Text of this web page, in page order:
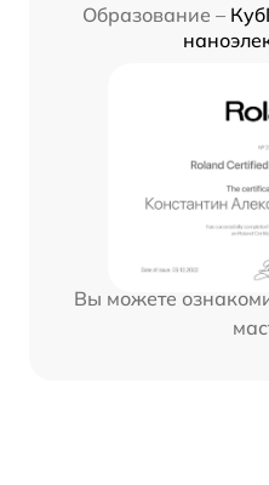
Образование –
Вы можете